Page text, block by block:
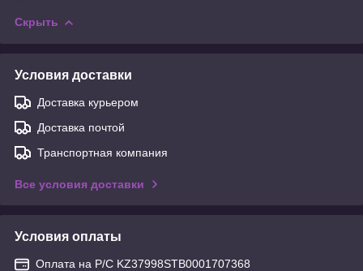
Скрыть
Условия доставки
Доставка курьером
Доставка почтой
Транспортная компания
Все условия доставки
Условия оплаты
Оплата на Р/С KZ37998STB0001707368